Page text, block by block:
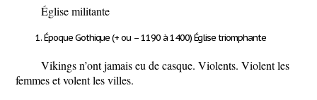
Église militante
Époque Gothique (+ ou – 1190 à 1400) Église triomphante
Vikings n’ont jamais eu de casque. Violents. Violent les
femmes et volent les villes.